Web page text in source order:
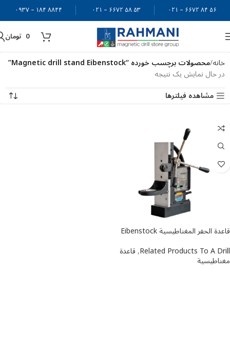
۵۶ ۸۴ ۶۶۷۲ – ۰۲۱ ۵۳ ۵۸ ۶۶۷۲ – ۰۲۱ ۸۸۴۴ ۱۸۴ – ۰۹۳۷
0 تومان
خانه محصولات برچسب خورده “Magnetic drill stand Eibenstock”
در حال نمایش یک نتیجه
مشاهده فیلترها
قاعدة الحفر المغناطيسية Eibenstock
Related Products To A Drill
,قاعدة
مغناطيسية